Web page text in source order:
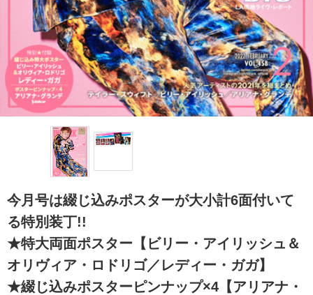
今月号は綴じ込みポスターが大小計6面付いて
る特別装丁!!
★特大両面ポスター【ビリー・アイリッシュ＆
オリヴィア・ロドリゴ／レディー・ガガ】
★綴じ込みポスターピンナップ×4【アリアナ・